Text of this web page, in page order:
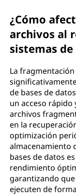
¿Cómo
archivos al
sistemas de
La
de bases de
un acceso rápido
archivos
en la
optimización
almacenamiento
bases de datos
rendimiento
garantizando
ejecuten de